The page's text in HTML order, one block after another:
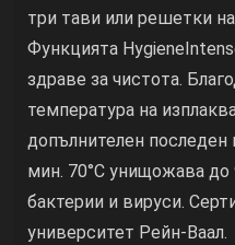
три тави или решетки
Функцията
здраве за чистота.
температура на
допълнителен последен
мин. 70°C унищожава до
бактерии и вируси.
университет Рейн-Ваал.